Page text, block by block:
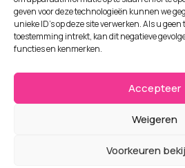
geven voor deze technologieën kunnen we
unieke ID's op deze site verwerken. Als u
toestemming intrekt, kan dit negatieve
functies en kenmerken.
Accepteer
Weigeren
Voorkeuren
Diensten
Missie
Team
Neem contact op met
© Copyright 2026 Poet Farmer